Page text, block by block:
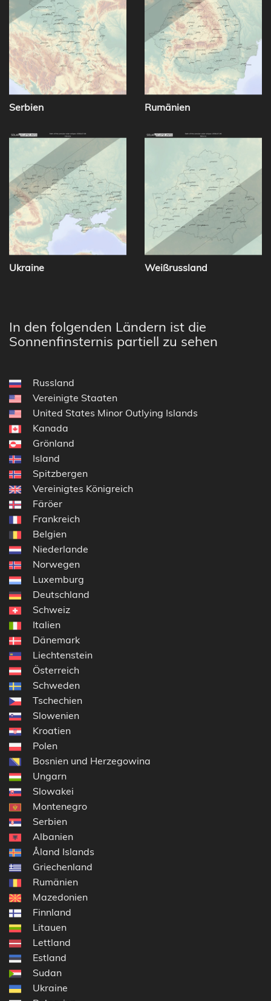
Serbien Rumänien
Ukraine Weißrussland
In den folgenden Ländern ist die
Sonnenfinsternis partiell zu sehen
Russland
Vereinigte Staaten
United States Minor Outlying Islands
Kanada
Grönland
Island
Spitzbergen
Vereinigtes Königreich
Färöer
Frankreich
Belgien
Niederlande
Norwegen
Luxemburg
Deutschland
Schweiz
Italien
Dänemark
Liechtenstein
Österreich
Schweden
Tschechien
Slowenien
Kroatien
Polen
Bosnien und Herzegowina
Ungarn
Slowakei
Montenegro
Serbien
Albanien
Åland Islands
Griechenland
Rumänien
Mazedonien
Finnland
Litauen
Lettland
Estland
Sudan
Ukraine